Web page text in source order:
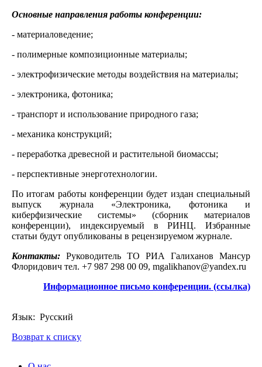
Основные направления работы конференции:
- материаловедение;
- полимерные композиционные материалы;
- электрофизические методы воздействия на материалы;
- электроника, фотоника;
- транспорт и использование природного газа;
- механика конструкций;
- переработка древесной и растительной биомассы;
- перспективные энерготехнологии.
По итогам работы конференции будет издан специальный
выпуск журнала «Электроника, фотоника и
киберфизические системы» (сборник материалов
конференции), индексируемый в РИНЦ. Избранные
статьи будут опубликованы в рецензируемом журнале.
Контакты: Руководитель ТО РИА Галиханов Мансур
Флоридович тел. +7 987 298 00 09, mgalikhanov@yandex.ru
Информационное письмо конференции. (ссылка)
Язык: Русский
Возврат к списку